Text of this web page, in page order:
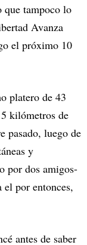
que tampoco lo
Avanza
el próximo 10
platero de 43
kilómetros de
pasado, luego de
y
por dos amigos-
por entonces,
antes de saber